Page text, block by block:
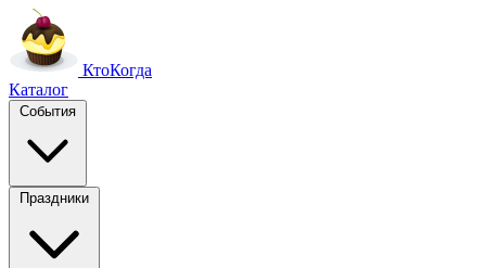
КтоКогда
Каталог
События
Праздники